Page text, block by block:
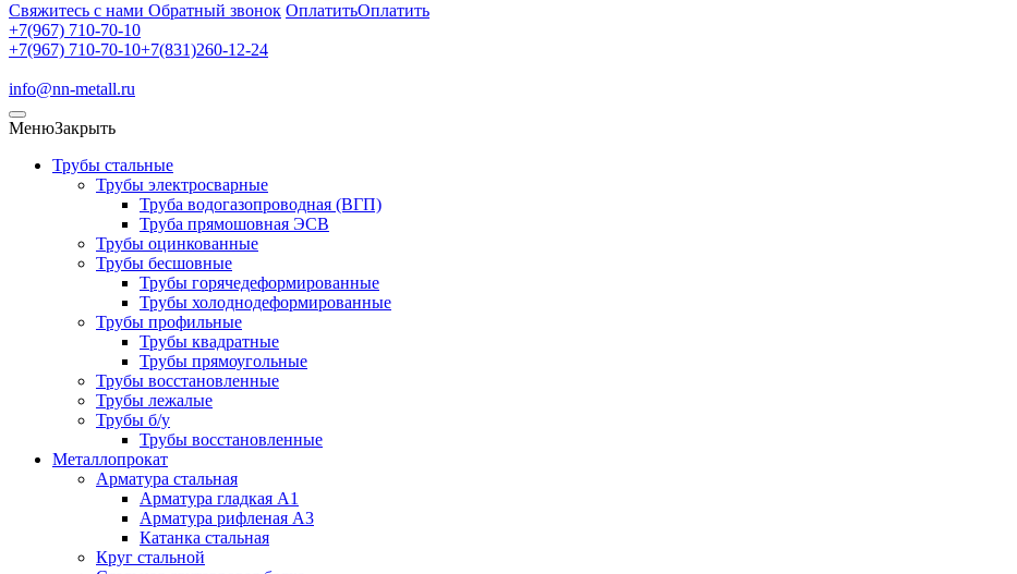
Свяжитесь с нами Обратный звонок ОплатитьОплатить
+7(967) 710-70-10
+7(967) 710-70-10+7(831)260-12-24
info@nn-metall.ru
МенюЗакрыть
Трубы стальные
Трубы электросварные
Труба водогазопроводная (ВГП)
Труба прямошовная ЭСВ
Трубы оцинкованные
Трубы бесшовные
Трубы горячедеформированные
Трубы холоднодеформированные
Трубы профильные
Трубы квадратные
Трубы прямоугольные
Трубы восстановленные
Трубы лежалые
Трубы б/у
Трубы восстановленные
Металлопрокат
Арматура стальная
Арматура гладкая А1
Арматура рифленая А3
Катанка стальная
Круг стальной